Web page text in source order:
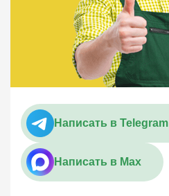
Написать в Telegram
Написать в Max